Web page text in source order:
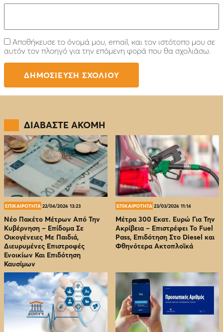
Αποθήκευσε το όνομά μου, email, και τον ιστότοπο μου σε
αυτόν τον πλοηγό για την επόμενη φορά που θα σχολιάσω.
ΔΙΑΒΑΣΤΕ ΑΚΟΜΗ
ΕΠΙΚΑΙΡΟΤΗΤΑ 22/04/2026 13:23
Νέο Πακέτο Μέτρων Από Την
Κυβέρνηση – Επίδομα Σε
Οικογένειες Με Παιδιά,
Διευρυμένες Επιστροφές
Ενοικίων Και Επιδότηση
Καυσίμων
ΕΠΙΚΑΙΡΟΤΗΤΑ 23/03/2026 11:14
Μέτρα 300 Εκατ. Ευρώ Για Την
Ακρίβεια – Επιστρέφει Το Fuel
Pass, Επιδότηση Στο Diesel και
Φθηνότερα Ακτοπλοϊκά